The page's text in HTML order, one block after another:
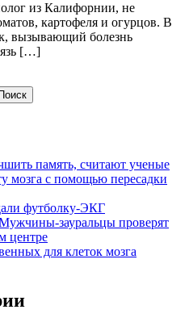
из Калифорнии, не
картофеля и огурцов. В
вызывающий болезнь
[…]
Поиск
память, считают ученые
мозга с помощью пересадки
футболку-ЭКГ
зауральцы проверят
центре
для клеток мозга